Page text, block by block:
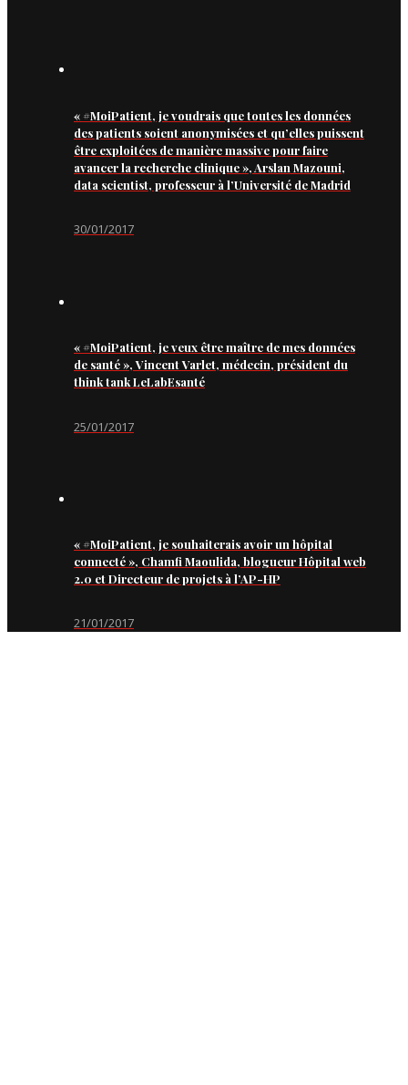
« #MoiPatient, je voudrais que toutes les données
des patients soient anonymisées et qu’elles puissent
être exploitées de manière massive pour faire
avancer la recherche clinique », Arslan Mazouni,
data scientist, professeur à l’Université de Madrid
30/01/2017
« #MoiPatient, je veux être maître de mes données
de santé », Vincent Varlet, médecin, président du
think tank LeLabEsanté
25/01/2017
« #MoiPatient, je souhaiterais avoir un hôpital
connecté », Chamfi Maoulida, blogueur Hôpital web
2.0 et Directeur de projets à l’AP-HP
21/01/2017